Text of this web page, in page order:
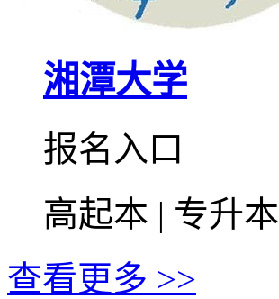
湘潭大学
报名入口
高起本 | 专升本
查看更多 >>